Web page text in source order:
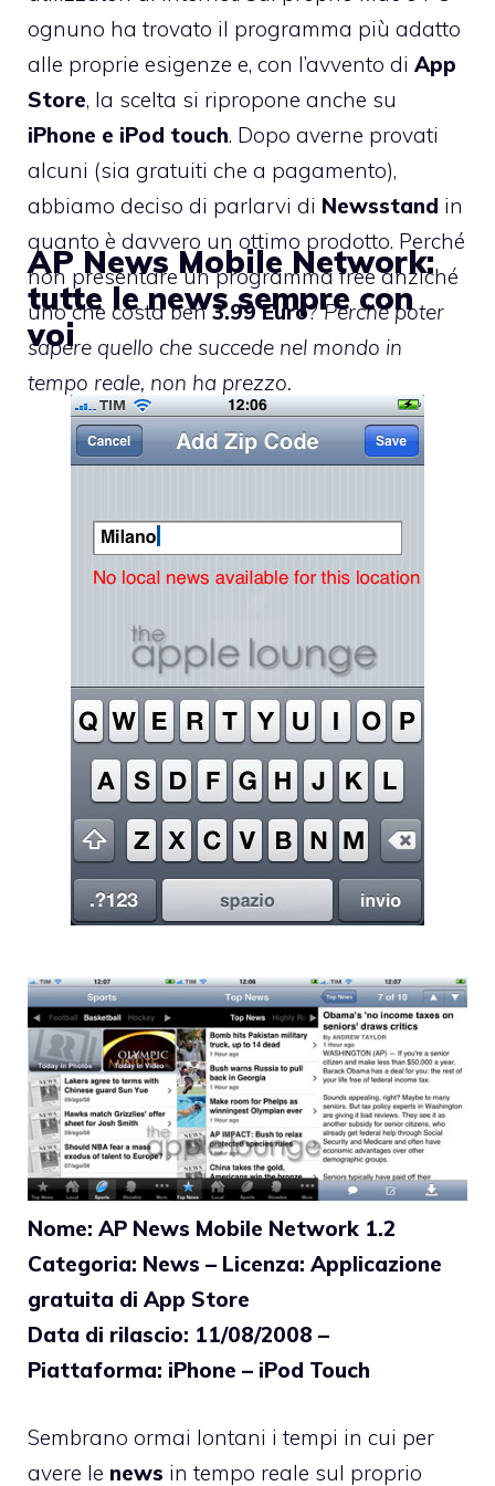
ognuno ha trovato il programma più adatto
alle proprie esigenze e, con l’avvento di App
Store, la scelta si ripropone anche su
iPhone e iPod touch. Dopo averne provati
alcuni (sia gratuiti che a pagamento),
abbiamo deciso di parlarvi di Newsstand in
quanto è davvero un ottimo prodotto. Perché
non presentare un programma free anziché
uno che costa ben3.99 Euro?Perché poter
sapere quello che succede nel mondo in
tempo reale, non ha prezzo.
AP News Mobile Network:
tutte le news sempre con
voi
Nome: AP News Mobile Network 1.2
Categoria: News – Licenza: Applicazione
gratuita di App Store
Data di rilascio: 11/08/2008 –
Piattaforma: iPhone – iPod Touch
Sembrano ormai lontani i tempi in cui per
avere le news in tempo reale sul proprio